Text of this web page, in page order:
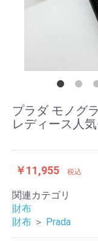
プラダ モノグ
レディース人
￥11,955 税込
関連カテゴリ
財布
財布 ＞ Prada